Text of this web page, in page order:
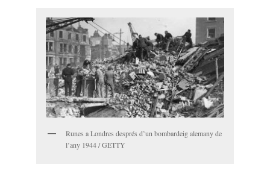
Runes a Londres després d’un bombardeig alemany de
l’any 1944 / GETTY